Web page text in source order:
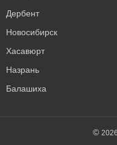
Дербент
Новосибирск
Хасавюрт
Назрань
Балашиха
© 2026